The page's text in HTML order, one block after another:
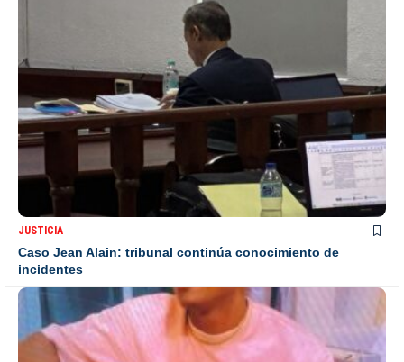
JUSTICIA
Caso Jean Alain: tribunal continúa conocimiento de
incidentes